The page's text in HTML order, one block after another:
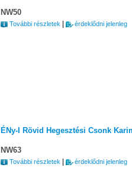
NW50
További részletek érdeklődni jelenleg
ÉNy-I Rövid Hegesztési Csonk
NW63
További részletek | érdeklődni jelenleg